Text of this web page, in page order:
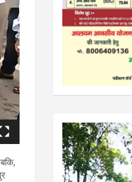
Video
Player